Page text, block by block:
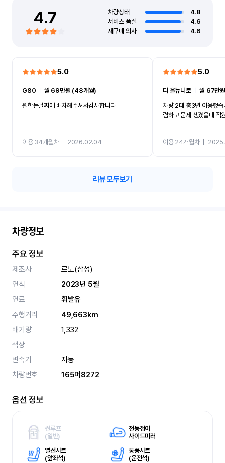
4.7 차량상태
4.8
서비스 품질
4.6
재구매 의사
4.6
5.0
G80
월 69만원 (48개월)
원한는날짜에 배차해주셔서감사합니다
이용 34개월차ㅣ 2026.02.04
5.0
디 올뉴니로ㅣ월 67만
차량 2대 총3년 이용했
렴하고 문제 생겼을때 직
이용 24개월차ㅣ
리뷰 모두보기
차량정보
주요 정보
제조사
르노(삼성)
연식
2023년 5월
연료
휘발유
주행거리
49,663km
배기량
1,332
색상
변속기
자동
차량번호
165머8272
옵션 정보
썬루프
(일반)
전동접이
사이드미러
열선시트
(앞좌석)
통풍시트
(운전석)